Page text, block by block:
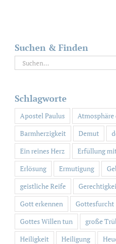
Suchen & Finden
Suche
nach:
Schlagworte
Apostel Paulus
Atmosphäre
Barmherzigkeit
Demut
Ein reines Herz
Erfüllung
Erlösung
Ermutigung
geistliche Reife
Gott erkennen
Gottesfurcht
Gottes Willen tun
große
Heiligkeit
Heiligung